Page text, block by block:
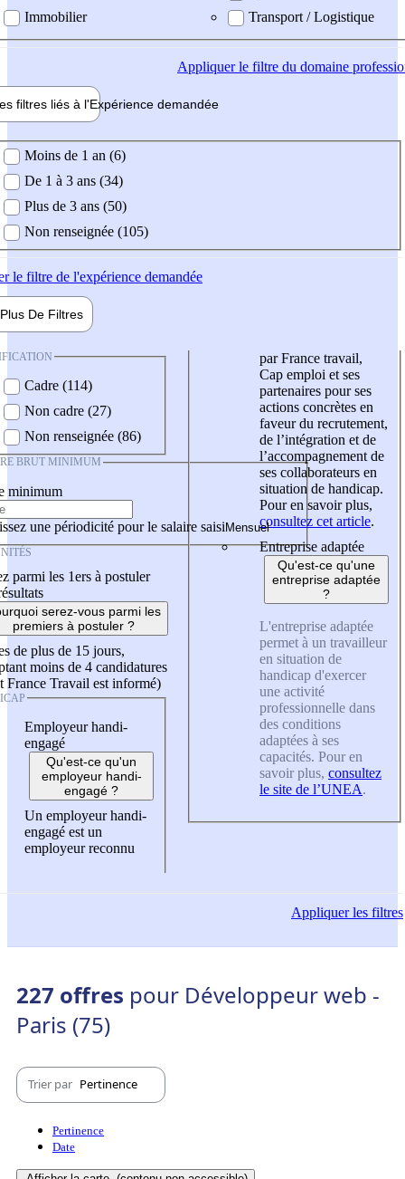
Immobilier
Transport / Logistique
Appliquerle filtre du domaine
filtres liés à l'Expérience demandée
demandée
Moins de 1 an (6)
De 1 à 3 ans (34)
Plus de 3 ans (50)
Non renseignée (105)
le filtre de l'expérience demandée
Plus De Filtres
Cadre (114)
Non cadre (27)
Non renseignée (86)
BRUT MINIMUM
minimum
une périodicité pour le salaire saisi
parmi les 1ers à postuler
serez-vous parmi les
premiers à postuler ?
de plus de 15 jours,
moins de 4 candidatures
France Travail est informé)
Employeur handi-
engagé
Qu'est-ce qu'un
employeur handi-
engagé ?
Un employeur handi-
engagé est un
employeur reconnu
par France travail,
Cap emploi et ses
partenaires pour ses
actions concrètes en
faveur du recrutement,
de l’intégration et de
l’accompagnement de
ses collaborateurs en
situation de handicap.
Pour en savoir plus,
consultez cet article.
Entreprise adaptée
Qu'est-ce qu'une
entreprise adaptée
?
L'entreprise adaptée
permet à un travailleur
en situation de
handicap d'exercer
une activité
professionnelle dans
des conditions
adaptées à ses
capacités. Pour en
savoir plus, consultez
le site de l’UNEA.
Appliquerles filtres
227 offres pour Développeur web -
Paris (75)
Trier par Pertinence
Pertinence
Date